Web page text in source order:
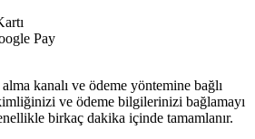
bilgi edinin
Pay
kanalı ve ödeme yöntemine bağlı
ve ödeme bilgilerinizi bağlamayı
birkaç dakika içinde tamamlanır.